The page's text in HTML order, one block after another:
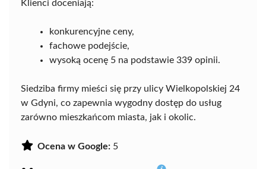
Klienci doceniają:
konkurencyjne ceny,
fachowe podejście,
wysoką ocenę 5 na podstawie 339 opinii.
Siedziba firmy mieści się przy ulicy Wielkopolskiej 24
w Gdyni, co zapewnia wygodny dostęp do usług
zarówno mieszkańcom miasta, jak i okolic.
Ocena w Google: 5